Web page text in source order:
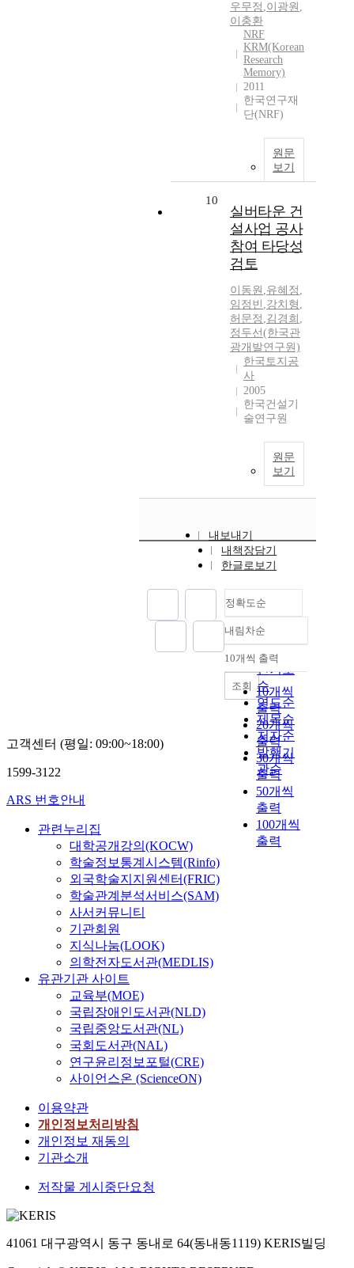
우무정 ,이광원 ,
이충환
NRF
KRM(Korean
Research
Memory)
2011
한국연구재
단(NRF)
원문
보기
10
실버타운 건
설사업 공사
참여 타당성
검토
이동원 ,유혜정 ,
임정빈 ,강치형 ,
허문정 ,김경희 ,
정두선(한국관
광개발연구원)
한국토지공
사
2005
한국건설기
술연구원
원문
보기
내보내기
내책장담기
한글로보기
정확도순
정확도
순
인기도
순
연도순
제목순
저자순
발행기
관순
내림차순
내림차순
10개씩 출력
10개씩
출력
20개씩
출력
30개씩
출력
50개씩
출력
100개씩
출력
조회
고객센터 (평일: 09:00~18:00)
1599-3122
ARS 번호안내
관련누리집
대학공개강의(KOCW)
학술정보통계시스템(Rinfo)
외국학술지지원센터(FRIC)
학술관계분석서비스(SAM)
사서커뮤니티
기관회원
지식나눔(LOOK)
의학전자도서관(MEDLIS)
유관기관 사이트
교육부(MOE)
국립장애인도서관(NLD)
국립중앙도서관(NL)
국회도서관(NAL)
연구윤리정보포털(CRE)
사이언스온 (ScienceON)
이용약관
개인정보처리방침
개인정보 재동의
기관소개
저작물 게시중단요청
41061 대구광역시 동구 동내로 64(동내동1119) KERIS빌딩